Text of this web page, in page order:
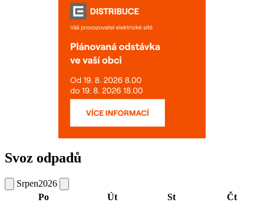
Svoz odpadů
Srpen2026
Po
Út St
Čt